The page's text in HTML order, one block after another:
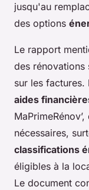
jusqu'au
des options
Le rapport
des rénovations
sur les
aides
nécessaires,
classifications
éligibles à la
Le document